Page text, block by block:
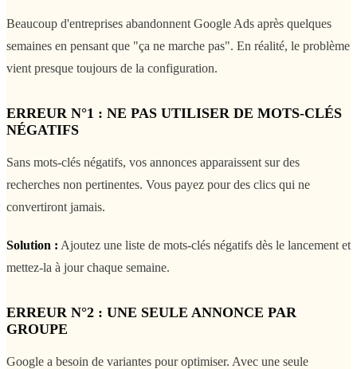
Beaucoup d'entreprises abandonnent Google Ads après quelques
semaines en pensant que "ça ne marche pas". En réalité, le problème
vient presque toujours de la configuration.
ERREUR N°1 : NE PAS UTILISER DE MOTS-CLÉS
NÉGATIFS
Sans mots-clés négatifs, vos annonces apparaissent sur des
recherches non pertinentes. Vous payez pour des clics qui ne
convertiront jamais.
Solution : Ajoutez une liste de mots-clés négatifs dès le lancement et
mettez-la à jour chaque semaine.
ERREUR N°2 : UNE SEULE ANNONCE PAR
GROUPE
Google a besoin de variantes pour optimiser. Avec une seule